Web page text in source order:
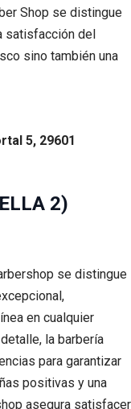
Shop se distingue
satisfacción del
sino también una
5, 29601
2)
se distingue
en cualquier
la barbería
para garantizar
positivas y una
asegura satisfacer